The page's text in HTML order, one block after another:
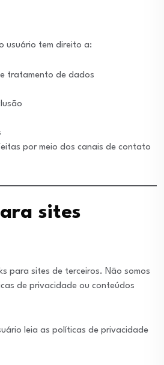
usuário tem direito a:
tratamento de dados
por meio dos canais de contato
sites
para sites de terceiros. Não somos
de privacidade ou conteúdos
leia as políticas de privacidade